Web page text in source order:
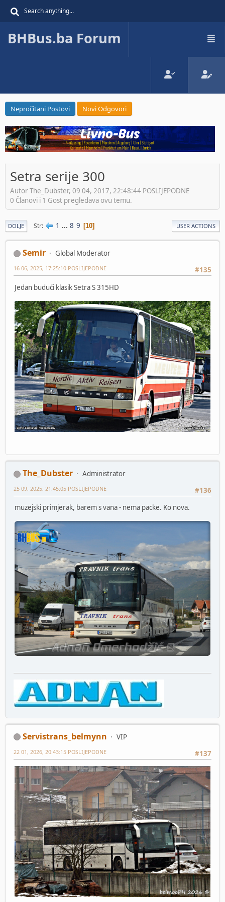
BHBus.ba Forum
Nepročitani Postovi Novi Odgovori
Setra serije 300
Autor The_Dubster, 09 04, 2017, 22:48:44 POSLIJEPODNE
0 Članovi i 1 Gost pregledava ovu temu.
DOLJE Str 1 ... 8 9 10 USER ACTIONS
Semir
Global Moderator
#135
16 06, 2025, 17:25:10 POSLIJEPODNE
Jedan budući klasik Setra S 315HD
The_Dubster
Administrator
#136
25 09, 2025, 21:45:05 POSLIJEPODNE
muzejski primjerak, barem s vana - nema packe. Ko nova.
Servistrans_belmynn
VIP
#137
22 01, 2026, 20:43:15 POSLIJEPODNE